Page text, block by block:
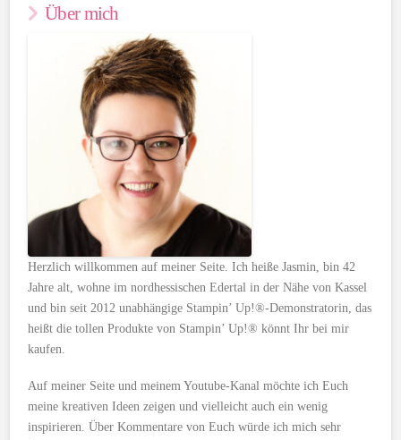
Über mich
Herzlich willkommen auf meiner Seite. Ich heiße Jasmin, bin 42
Jahre alt, wohne im nordhessischen Edertal in der Nähe von Kassel
und bin seit 2012 unabhängige Stampin’ Up!®-Demonstratorin, das
heißt die tollen Produkte von Stampin’ Up!® könnt Ihr bei mir
kaufen.
Auf meiner Seite und meinem Youtube-Kanal möchte ich Euch
meine kreativen Ideen zeigen und vielleicht auch ein wenig
inspirieren. Über Kommentare von Euch würde ich mich sehr